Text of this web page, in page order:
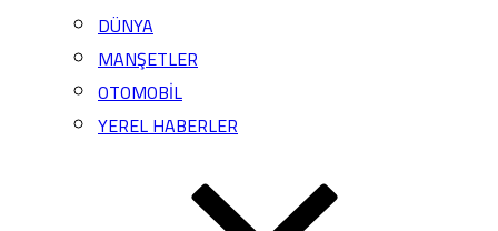
DÜNYA
MANŞETLER
OTOMOBİL
YEREL HABERLER